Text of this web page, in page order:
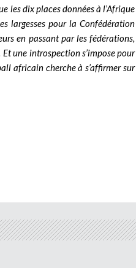
les dix places données à l’Afrique
largesses pour la Confédération
en passant par les fédérations,
une introspection s’impose pour
africain cherche à s’affirmer sur